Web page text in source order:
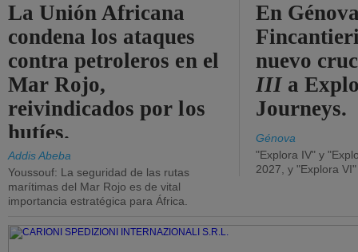
La Unión Africana
condena los ataques
contra petroleros en el
Mar Rojo,
reivindicados por los
hutíes.
Addis Abeba
Youssouf: La seguridad de las rutas
marítimas del Mar Rojo es de vital
importancia estratégica para África.
En
nuevo
III a
Journeys.
Génova
"Explora IV" y
2027, y "Explora